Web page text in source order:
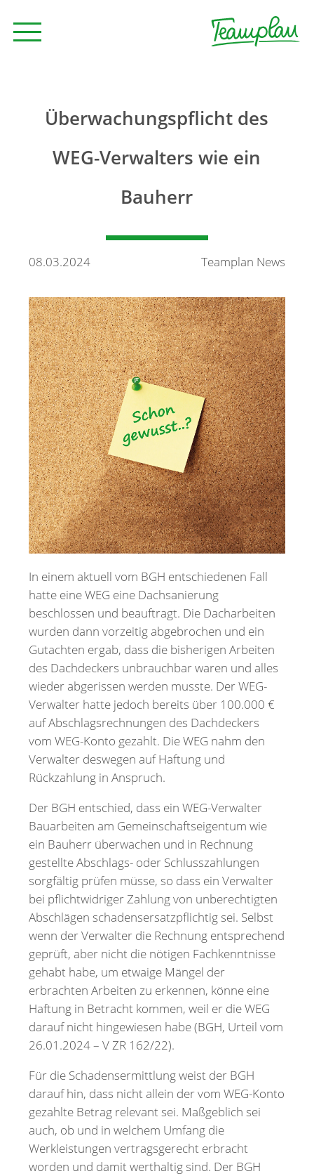
Beratung
Kontakt
Merkzettel
Newsletter
Überwachungspflicht des
WEG-Verwalters wie ein
Bauherr
08.03.2024 Teamplan News
In einem aktuell vom BGH entschiedenen Fall
hatte eine WEG eine Dachsanierung
beschlossen und beauftragt. Die Dacharbeiten
wurden dann vorzeitig abgebrochen und ein
Gutachten ergab, dass die bisherigen Arbeiten
des Dachdeckers unbrauchbar waren und alles
wieder abgerissen werden musste. Der WEG-
Verwalter hatte jedoch bereits über 100.000 €
auf Abschlagsrechnungen des Dachdeckers
vom WEG-Konto gezahlt. Die WEG nahm den
Verwalter deswegen auf Haftung und
Rückzahlung in Anspruch.
Der BGH entschied, dass ein WEG-Verwalter
Bauarbeiten am Gemeinschaftseigentum wie
ein Bauherr überwachen und in Rechnung
gestellte Abschlags- oder Schlusszahlungen
sorgfältig prüfen müsse, so dass ein Verwalter
bei pflichtwidriger Zahlung von unberechtigten
Abschlägen schadensersatzpflichtig sei. Selbst
wenn der Verwalter die Rechnung entsprechend
geprüft, aber nicht die nötigen Fachkenntnisse
gehabt habe, um etwaige Mängel der
erbrachten Arbeiten zu erkennen, könne eine
Haftung in Betracht kommen, weil er die WEG
darauf nicht hingewiesen habe (BGH, Urteil vom
26.01.2024 – V ZR 162/22).
Für die Schadensermittlung weist der BGH
darauf hin, dass nicht allein der vom WEG-Konto
gezahlte Betrag relevant sei. Maßgeblich sei
auch, ob und in welchem Umfang die
Werkleistungen vertragsgerecht erbracht
worden und damit werthaltig sind. Der BGH